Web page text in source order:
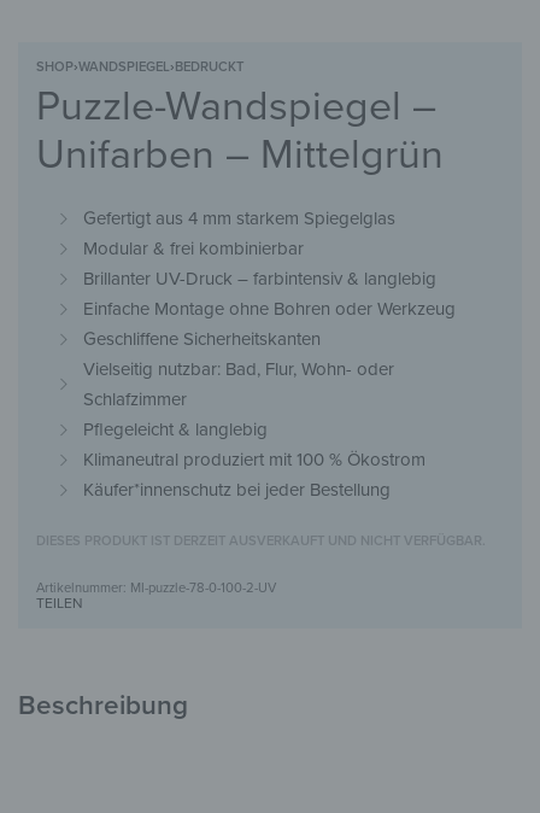
SHOP›WANDSPIEGEL›BEDRUCKT
Puzzle-Wandspiegel –
Unifarben – Mittelgrün
Gefertigt aus 4 mm starkem Spiegelglas
Modular & frei kombinierbar
Brillanter UV-Druck – farbintensiv & langlebig
Einfache Montage ohne Bohren oder Werkzeug
Geschliffene Sicherheitskanten
Vielseitig nutzbar: Bad, Flur, Wohn- oder
Schlafzimmer
Pflegeleicht & langlebig
Klimaneutral produziert mit 100 % Ökostrom
Käufer*innenschutz bei jeder Bestellung
DIESES PRODUKT IST DERZEIT AUSVERKAUFT UND NICHT VERFÜGBAR.
MI-puzzle-78-0-100-2-UV
TEILEN
Beschreibung